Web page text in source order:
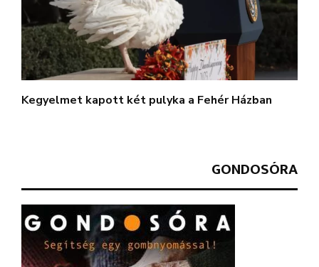
Kegyelmet kapott két pulyka a Fehér Házban
GONDOSÓRA